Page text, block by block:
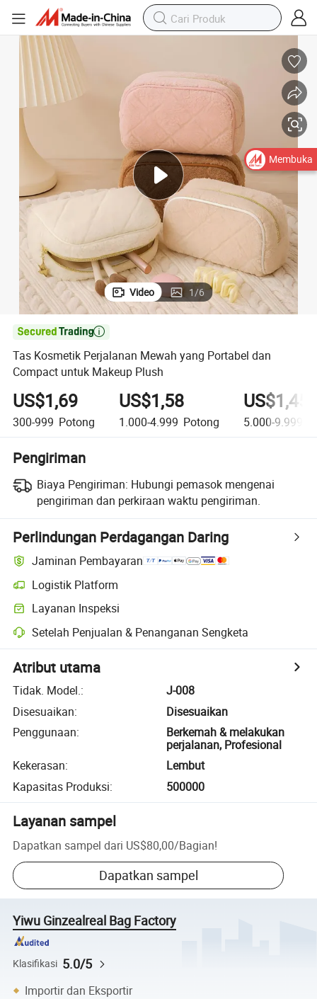
Video 1/6

Tas Kosmetik Perjalanan Mewah yang Portabel dan
Compact untuk Makeup Plush
US$1,69
300-999 Potong
US$1,58
1.000-4.999 Potong
US$1,45
5.000-9.999
Pengiriman
Biaya Pengiriman: Hubungi pemasok mengenai
pengiriman dan perkiraan waktu pengiriman.
Perlindungan Perdagangan Daring
Jaminan Pembayaran
Logistik Platform
Layanan Inspeksi
Setelah Penjualan & Penanganan Sengketa
Atribut utama
Tidak. Model.:
J-008
Disesuaikan:
Disesuaikan
Penggunaan:
Berkemah & melakukan
perjalanan, Profesional
Kekerasan:
Lembut
Kapasitas Produksi: 500000
Layanan sampel
Dapatkan sampel dari US$80,00/Bagian!
Dapatkan sampel
Yiwu Ginzealreal Bag Factory
Klasifikasi 5.0/5
Importir dan Eksportir
Membuka